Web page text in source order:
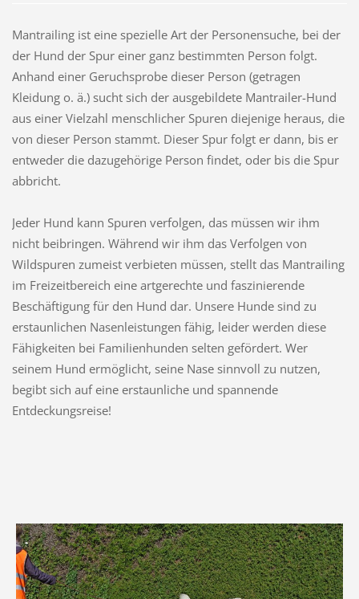
Mantrailing ist eine spezielle Art der Personensuche, bei der
der Hund der Spur einer ganz bestimmten Person folgt.
Anhand einer Geruchsprobe dieser Person (getragen
Kleidung o. ä.) sucht sich der ausgebildete Mantrailer-Hund
aus einer Vielzahl menschlicher Spuren diejenige heraus, die
von dieser Person stammt. Dieser Spur folgt er dann, bis er
entweder die dazugehörige Person findet, oder bis die Spur
abbricht.
Jeder Hund kann Spuren verfolgen, das müssen wir ihm
nicht beibringen. Während wir ihm das Verfolgen von
Wildspuren zumeist verbieten müssen, stellt das Mantrailing
im Freizeitbereich eine artgerechte und faszinierende
Beschäftigung für den Hund dar. Unsere Hunde sind zu
erstaunlichen Nasenleistungen fähig, leider werden diese
Fähigkeiten bei Familienhunden selten gefördert. Wer
seinem Hund ermöglicht, seine Nase sinnvoll zu nutzen,
begibt sich auf eine erstaunliche und spannende
Entdeckungsreise!